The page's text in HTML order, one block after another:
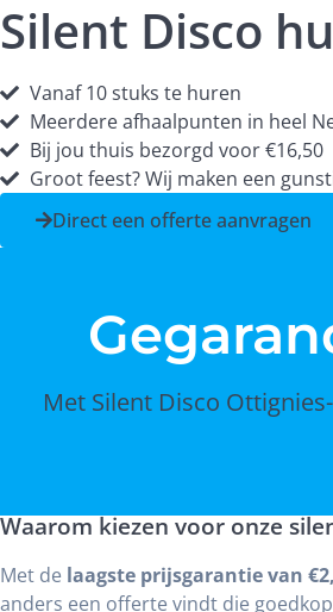
Silent Disco
Vanaf 10 stuks te huren
Meerdere afhaalpunten in heel
Bij jou thuis bezorgd voor €16,50
Groot feest? Wij maken een
Direct een offerte aanvragen
Met Silent Disco
Waarom kiezen voor onze
Met de laagste prijsgarantie van
anders een offerte vindt die